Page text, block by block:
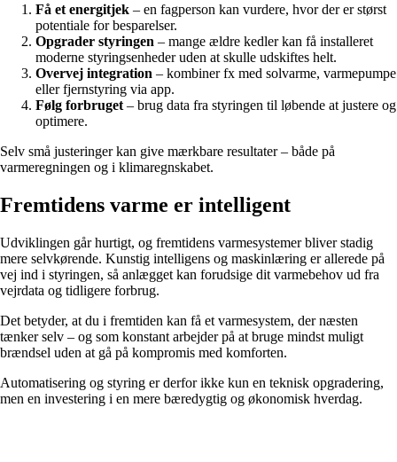
Få et energitjek – en fagperson kan vurdere, hvor der er størst
potentiale for besparelser.
Opgrader styringen – mange ældre kedler kan få installeret
moderne styringsenheder uden at skulle udskiftes helt.
Overvej integration – kombiner fx med solvarme, varmepumpe
eller fjernstyring via app.
Følg forbruget – brug data fra styringen til løbende at justere og
optimere.
Selv små justeringer kan give mærkbare resultater – både på
varmeregningen og i klimaregnskabet.
Fremtidens varme er intelligent
Udviklingen går hurtigt, og fremtidens varmesystemer bliver stadig
mere selvkørende. Kunstig intelligens og maskinlæring er allerede på
vej ind i styringen, så anlægget kan forudsige dit varmebehov ud fra
vejrdata og tidligere forbrug.
Det betyder, at du i fremtiden kan få et varmesystem, der næsten
tænker selv – og som konstant arbejder på at bruge mindst muligt
brændsel uden at gå på kompromis med komforten.
Automatisering og styring er derfor ikke kun en teknisk opgradering,
men en investering i en mere bæredygtig og økonomisk hverdag.